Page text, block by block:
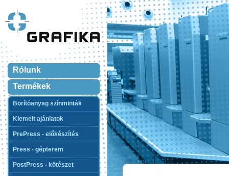
Rólunk
Termékek
Borítóanyag színminták
Kiemelt ajánlatok
PrePress - előkészítés
Press - gépterem
PostPress - kötészet